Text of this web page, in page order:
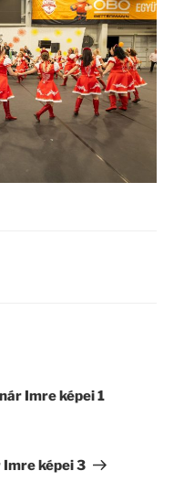
Imre képei 1
képei 3